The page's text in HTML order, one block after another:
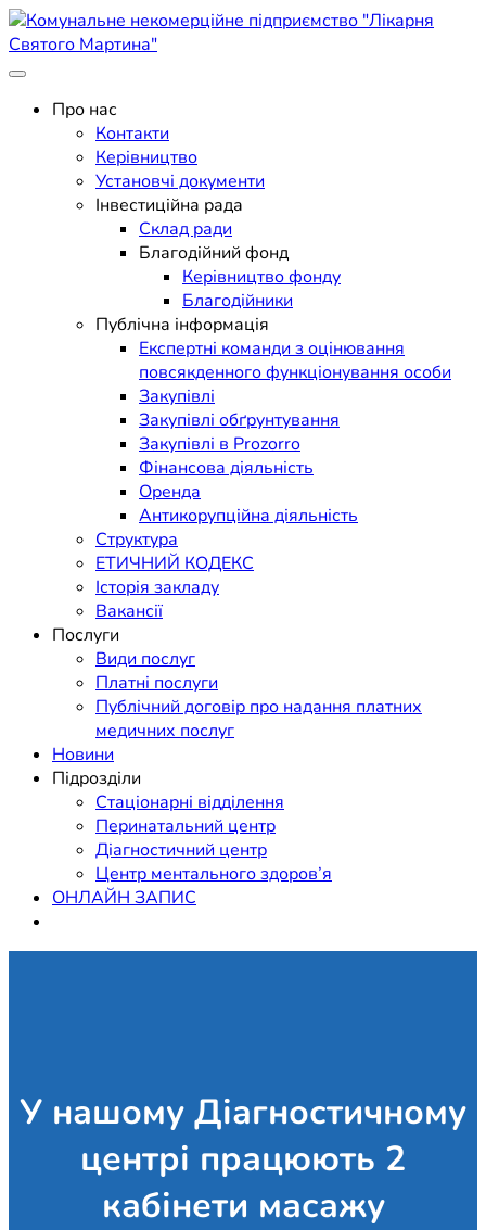
Skip
to
content
Комунальне некомерційне
підприємство "Лікарня
Святого Мартина"
Поліклініка Мукачево
Про нас
Контакти
Керівництво
Установчі документи
Інвестиційна рада
Склад ради
Благодійний фонд
Керівництво фонду
Благодійники
Публічна інформація
Експертні команди з оцінювання
повсякденного функціонування особи
Закупівлі
Закупівлі обґрунтування
Закупівлі в Prozorro
Фінансова діяльність
Оренда
Антикорупційна діяльність
Структура
ЕТИЧНИЙ КОДЕКС
Історія закладу
Вакансії
Послуги
Види послуг
Платні послуги
Публічний договір про надання платних
медичних послуг
Новини
Підрозділи
Стаціонарні відділення
Перинатальний центр
Діагностичний центр
Центр ментального здоров’я
ОНЛАЙН ЗАПИС
У нашому Діагностичному
центрі працюють 2
кабінети масажу